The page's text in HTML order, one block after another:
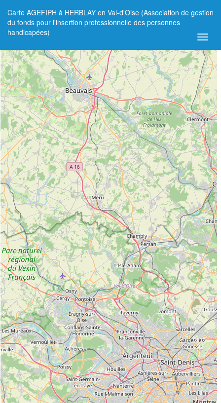
Carte AGEFIPH à HERBLAY en Val-d'Oise (Association de gestion
du fonds pour l'insertion professionnelle des personnes
handicapées)
+
−